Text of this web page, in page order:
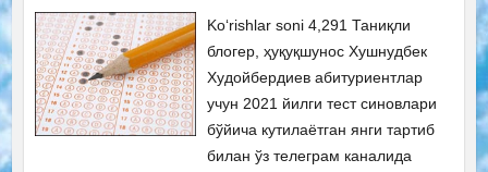
Ko‘rishlar soni 4,291 Таниқли
блогер, ҳуқуқшунос Хушнудбек
Худойбердиев абитуриентлар
учун 2021 йилги тест синовлари
бўйича кутилаётган янги тартиб
билан ўз телеграм каналида